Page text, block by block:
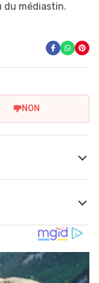
du médiastin.
NON